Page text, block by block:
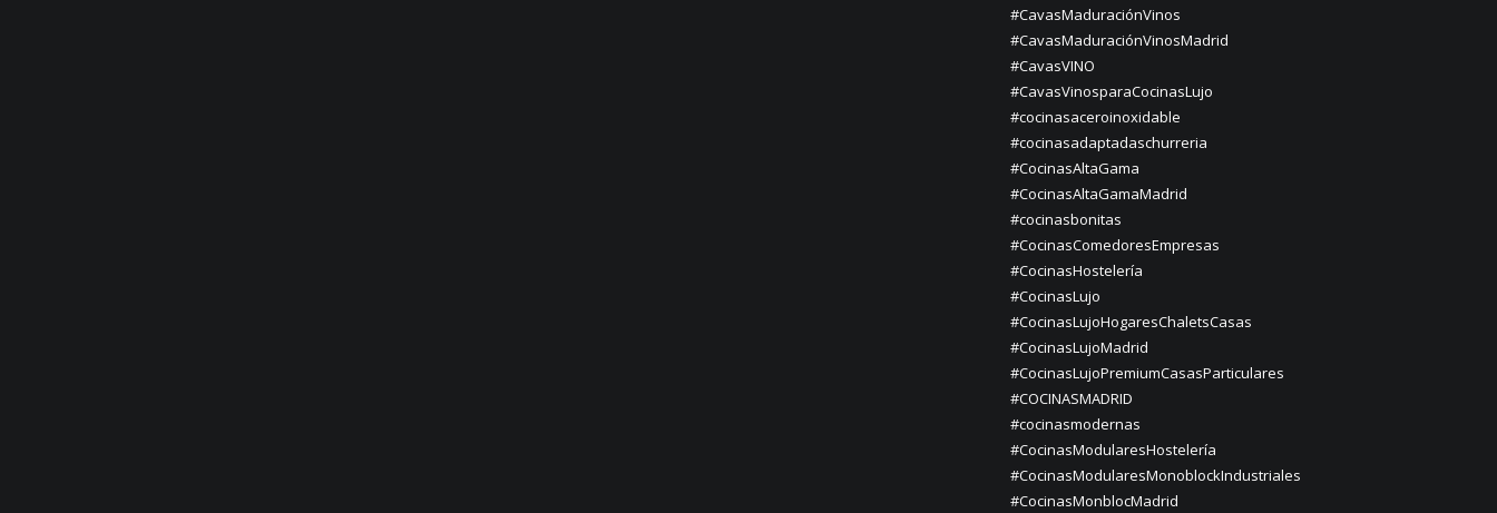
#CavasMaduraciónVinos
#CavasMaduraciónVinosMadrid
#CavasVINO
#CavasVinosparaCocinasLujo
#cocinasaceroinoxidable
#cocinasadaptadaschurreria
#CocinasAltaGama
#CocinasAltaGamaMadrid
#cocinasbonitas
#CocinasComedoresEmpresas
#CocinasHostelería
#CocinasLujo
#CocinasLujoHogaresChaletsCasas
#CocinasLujoMadrid
#CocinasLujoPremiumCasasParticulares
#COCINASMADRID
#cocinasmodernas
#CocinasModularesHostelería
#CocinasModularesMonoblockIndustriales
#CocinasMonblocMadrid